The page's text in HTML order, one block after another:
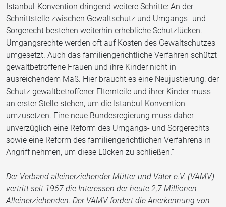
Istanbul-Konvention dringend weitere Schritte: An der
Schnittstelle zwischen Gewaltschutz und Umgangs- und
Sorgerecht bestehen weiterhin erhebliche Schutzlücken.
Umgangsrechte werden oft auf Kosten des Gewaltschutzes
umgesetzt. Auch das familiengerichtliche Verfahren schützt
gewaltbetroffene Frauen und ihre Kinder nicht in
ausreichendem Maß. Hier braucht es eine Neujustierung: der
Schutz gewaltbetroffener Elternteile und ihrer Kinder muss
an erster Stelle stehen, um die Istanbul-Konvention
umzusetzen. Eine neue Bundesregierung muss daher
unverzüglich eine Reform des Umgangs- und Sorgerechts
sowie eine Reform des familiengerichtlichen Verfahrens in
Angriff nehmen, um diese Lücken zu schließen.“
Der Verband alleinerziehender Mütter und Väter e.V. (VAMV)
vertritt seit 1967 die Interessen der heute 2,7 Millionen
Alleinerziehenden. Der VAMV fordert die Anerkennung von